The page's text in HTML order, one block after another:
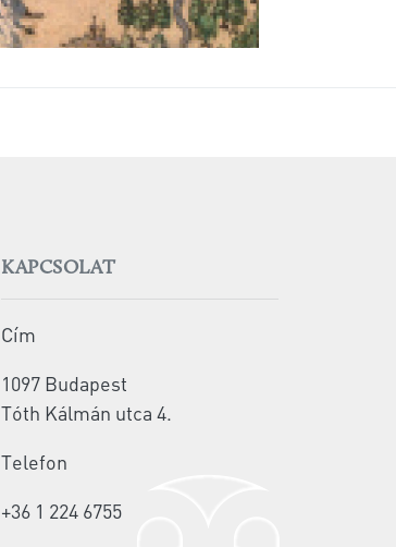
KAPCSOLAT
Cím
1097 Budapest
Tóth Kálmán utca 4.
Telefon
+36 1 224 6755